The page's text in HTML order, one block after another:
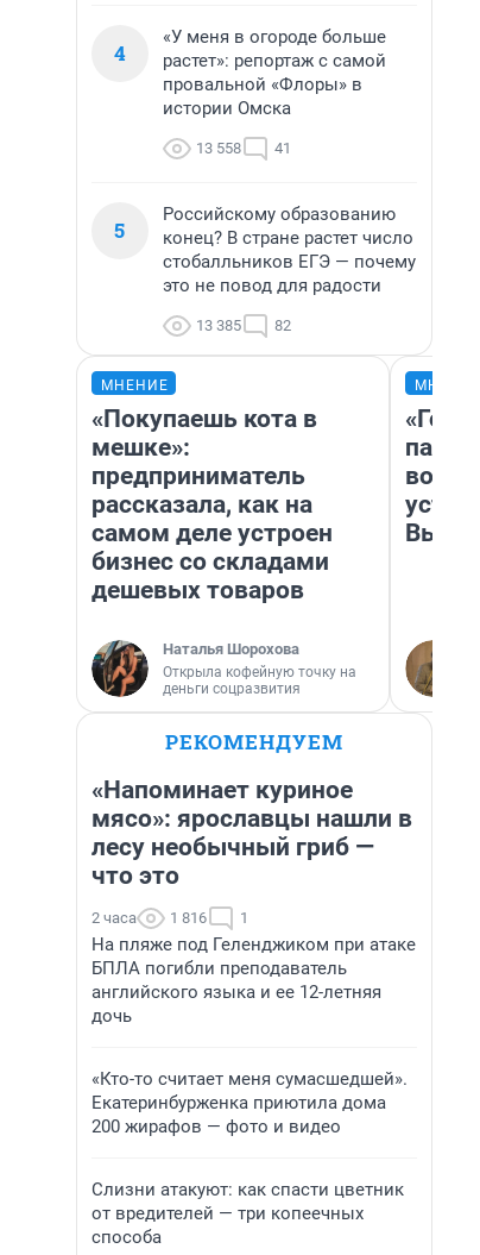
4
«У меня в огороде больше
растет»: репортаж с самой
провальной «Флоры» в
истории Омска
13 558 41
5
Российскому образованию
конец? В стране растет число
стобалльников ЕГЭ — почему
это не повод для радости
13 385 82
МНЕНИЕ
«Покупаешь кота в
мешке»:
предприниматель
рассказала, как на
самом деле устроен
бизнес со складами
дешевых товаров
Наталья Шорохова
Открыла кофейную точку на
деньги соцразвития
РЕКОМЕНДУЕМ
«Напоминает куриное
мясо»: ярославцы нашли в
лесу необычный гриб —
что это
2 часа 1 816 1
На пляже под Геленджиком при атаке
БПЛА погибли преподаватель
английского языка и ее 12-летняя
дочь
«Кто-то считает меня сумасшедшей».
Екатеринбурженка приютила дома
200 жирафов — фото и видео
Слизни атакуют: как спасти цветник
от вредителей — три копеечных
способа